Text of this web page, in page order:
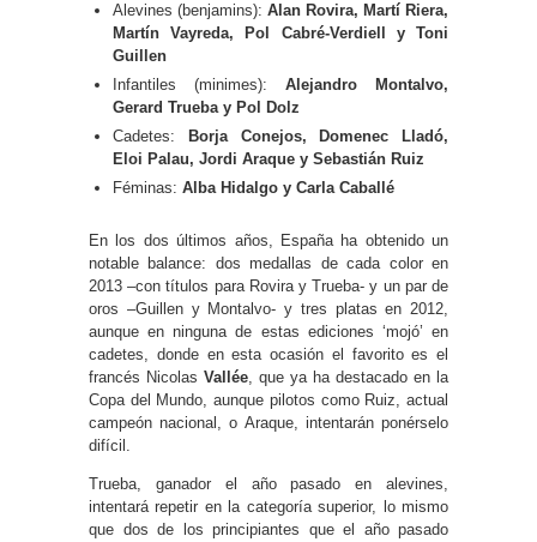
Alevines (benjamins): Alan Rovira, Martí Riera,
Martín Vayreda, Pol Cabré-Verdiell y Toni
Guillen
Infantiles (minimes): Alejandro Montalvo,
Gerard Trueba y Pol Dolz
Cadetes: Borja Conejos, Domenec Lladó,
Eloi Palau, Jordi Araque y Sebastián Ruiz
Féminas: Alba Hidalgo y Carla Caballé
En los dos últimos años, España ha obtenido un
notable balance: dos medallas de cada color en
2013 –con títulos para Rovira y Trueba- y un par de
oros –Guillen y Montalvo- y tres platas en 2012,
aunque en ninguna de estas ediciones ‘mojó’ en
cadetes, donde en esta ocasión el favorito es el
francés Nicolas Vallée, que ya ha destacado en la
Copa del Mundo, aunque pilotos como Ruiz, actual
campeón nacional, o Araque, intentarán ponérselo
difícil.
Trueba, ganador el año pasado en alevines,
intentará repetir en la categoría superior, lo mismo
que dos de los principiantes que el año pasado